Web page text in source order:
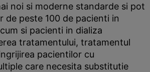
noi si moderne standarde si pot
de peste 100 de pacienti in
si pacienti in dializa
tratamentului, tratamentul
pacientilor cu
care necesita substitutie